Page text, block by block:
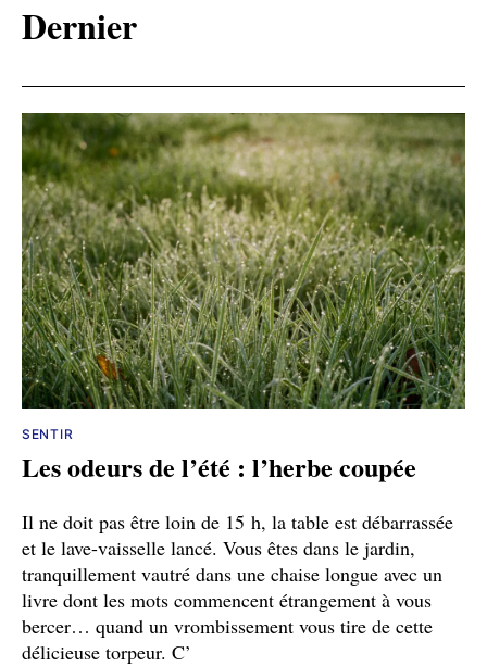
Dernier
SENTIR
Les odeurs de l’été : l’herbe coupée
Il ne doit pas être loin de 15 h, la table est débarrassée
et le lave-vaisselle lancé. Vous êtes dans le jardin,
tranquillement vautré dans une chaise longue avec un
livre dont les mots commencent étrangement à vous
bercer… quand un vrombissement vous tire de cette
délicieuse torpeur. C’